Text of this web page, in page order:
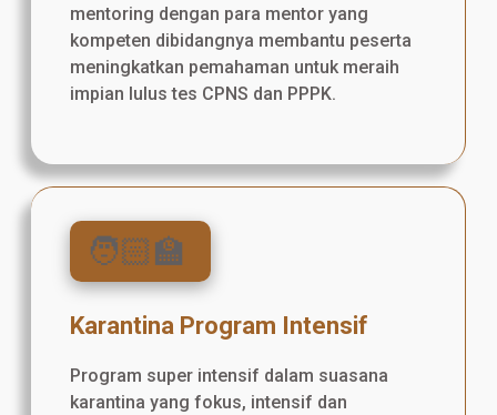
mentoring dengan para mentor yang
kompeten dibidangnya membantu peserta
meningkatkan pemahaman untuk meraih
impian lulus tes CPNS dan PPPK.
🧑🏻‍🏫
Karantina Program Intensif
Program super intensif dalam suasana
karantina yang fokus, intensif dan